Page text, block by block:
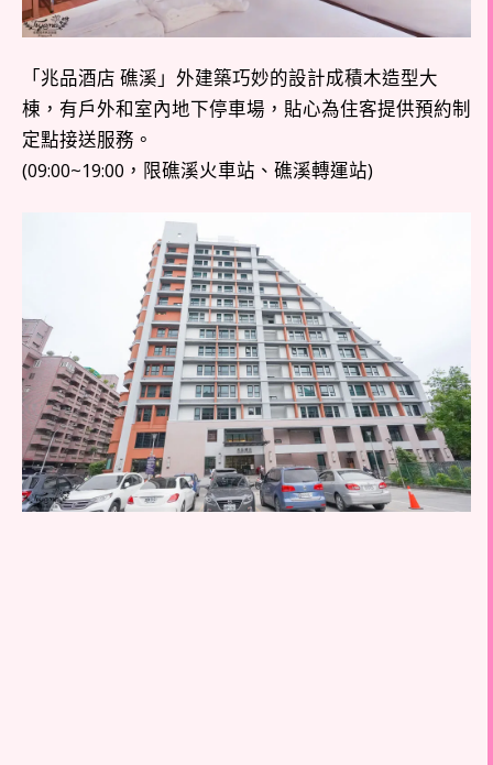
「兆品酒店 礁溪」外建築巧妙的設計成積木造型大
棟，有戶外和室內地下停車場，貼心為住客提供預約制
定點接送服務。
(09:00~19:00，限礁溪火車站、礁溪轉運站)